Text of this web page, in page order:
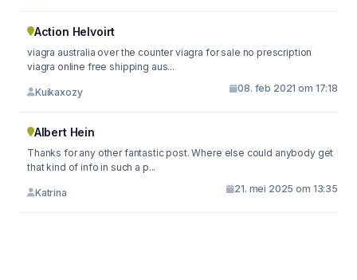
Action Helvoirt
viagra australia over the counter viagra for sale no prescription
viagra online free shipping aus...
Kuikaxozy 08. feb 2021 om 17:18
Albert Hein
Thanks for any other fantastic post. Where else could anybody get
that kind of info in such a p...
Katrina 21. mei 2025 om 13:35